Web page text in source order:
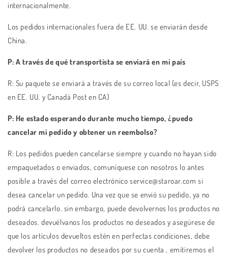
internacionalmente.
Los pedidos internacionales fuera de EE. UU. se enviarán desde
China.
P: A través de qué transportista se enviará en mi país
R: Su paquete se enviará a través de su correo local (es decir, USPS
en EE. UU. y Canadá Post en CA)
P: He estado esperando durante mucho tiempo, ¿puedo
cancelar mi pedido y obtener un reembolso?
R: Los pedidos pueden cancelarse siempre y cuando no hayan sido
empaquetados o enviados, comuníquese con nosotros lo antes
posible a través del correo electrónico service@staroar.com si
desea cancelar un pedido. Una vez que se envió su pedido, ya no
podrá cancelarlo. sin embargo, puede devolvernos los productos no
deseados. devuélvanos los productos no deseados y asegúrese de
que los artículos devueltos estén en perfectas condiciones,debe
devolver los productos no deseados por su cuenta, emitiremos el